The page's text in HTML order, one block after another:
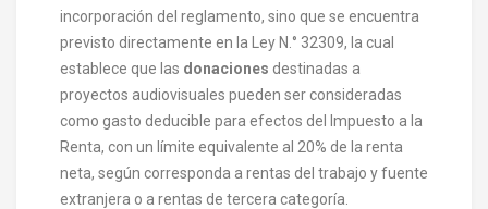
incorporación del reglamento, sino que se encuentra
previsto directamente en la Ley N.° 32309, la cual
establece que las donaciones destinadas a
proyectos audiovisuales pueden ser consideradas
como gasto deducible para efectos del Impuesto a la
Renta, con un límite equivalente al 20% de la renta
neta, según corresponda a rentas del trabajo y fuente
extranjera o a rentas de tercera categoría.